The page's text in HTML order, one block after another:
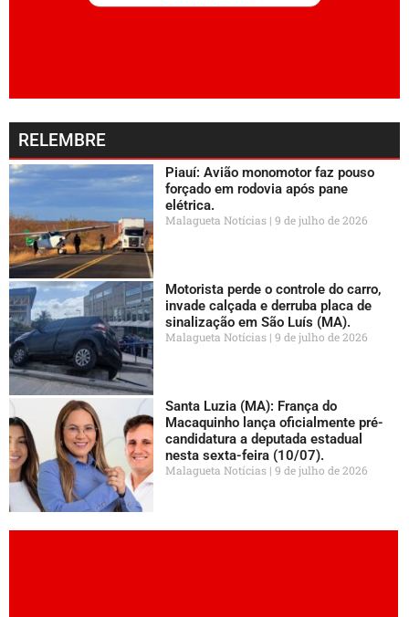
RELEMBRE
Piauí: Avião monomotor faz pouso
forçado em rodovia após pane
elétrica.
Malagueta Notícias 9 de julho de 2026
Motorista perde o controle do carro,
invade calçada e derruba placa de
sinalização em São Luís (MA).
Malagueta Notícias 9 de julho de 2026
Santa Luzia (MA): França do
Macaquinho lança oficialmente pré-
candidatura a deputada estadual
nesta sexta-feira (10/07).
Malagueta Notícias 9 de julho de 2026